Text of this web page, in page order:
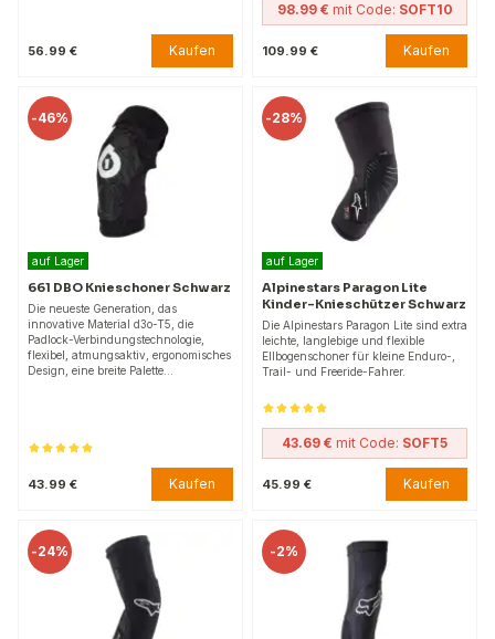
56.99 € Kaufen
98.99 € mit Code: SOFT10
109.99 € Kaufen
-46%
auf Lager
661 DBO Knieschoner Schwarz
Die neueste Generation, das
innovative Material d3o-T5, die
Padlock-Verbindungstechnologie,
flexibel, atmungsaktiv, ergonomisches
Design, eine breite Palette…
43.99 € Kaufen
-28%
auf Lager
Alpinestars Paragon Lite
Kinder-Knieschützer Schwarz
Die Alpinestars Paragon Lite sind extra
leichte, langlebige und flexible
Ellbogenschoner für kleine Enduro-,
Trail- und Freeride-Fahrer.
43.69 € mit Code: SOFT5
45.99 € Kaufen
-24% -2%